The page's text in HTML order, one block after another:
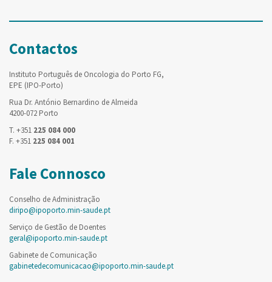
Contactos
Instituto Português de Oncologia do Porto FG,
EPE (IPO-Porto)
Rua Dr. António Bernardino de Almeida
4200-072 Porto
T. +351 225 084 000
F. +351 225 084 001
Fale Connosco
Conselho de Administração
diripo@ipoporto.min-saude.pt
Serviço de Gestão de Doentes
geral@ipoporto.min-saude.pt
Gabinete de Comunicação
gabinetedecomunicacao@ipoporto.min-saude.pt